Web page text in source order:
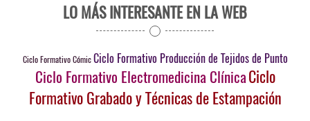
LO MÁS INTERESANTE EN LA WEB
Ciclo Formativo Cómic Ciclo Formativo Producción de Tejidos de Punto
Ciclo Formativo Electromedicina ClínicaCiclo
Formativo Grabado y Técnicas de Estampación